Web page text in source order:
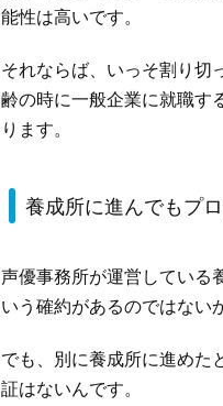
能性は高いです。
それならば、いっそ割り切
齢の時に一般企業に就職す
ります。
養成所に進んでもプ
声優事務所が運営している
いう確約があるのではない
でも、別に養成所に進めた
証はないんです。